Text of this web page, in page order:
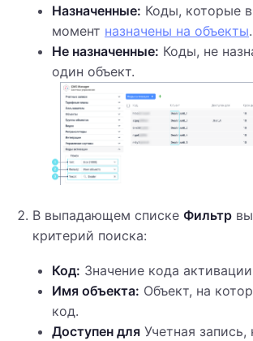
Назначенные: Коды, которые
момент назначены на объекты.
Не назначенные: Коды, не
один объект.
В выпадающем списке Фильтр
критерий поиска:
Код: Значение кода
Имя объекта: Объект, на
код.
Доступен для Учетная запись,